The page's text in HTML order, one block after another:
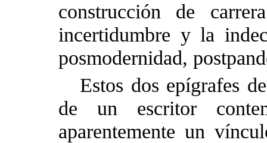
construcción de
incertidumbre y la
posmodernidad,
Estos dos epígrafes
de un escritor
aparentemente un